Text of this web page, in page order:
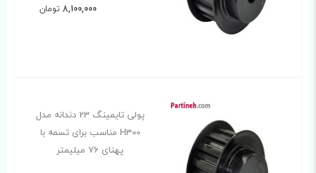
8,100,000 تومان
پولی تایمینگ 23 دندانه مدل
H300 مناسب برای تسمه با
پهنای 76 میلیمتر